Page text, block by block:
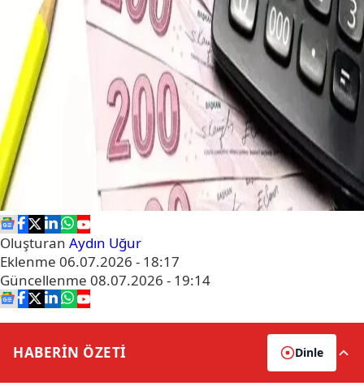
Oluşturan Aydın Uğur
Eklenme 06.07.2026 - 18:17
Güncellenme 08.07.2026 - 19:14
HABERİN ÖZETİ Dinle